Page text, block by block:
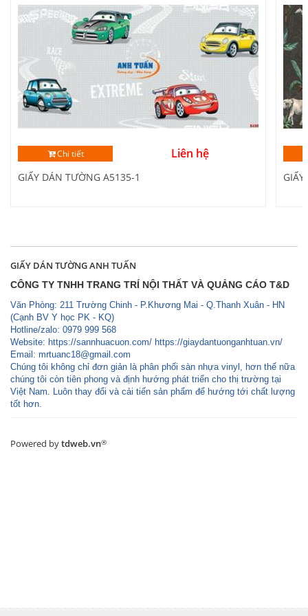
Chi tiết Liên hệ
GIẤY DÁN TƯỜNG A5135-1
GIẤY DÁN TƯỜNG ANH TUẤN
CÔNG TY TNHH TRANG TRÍ NỘI THẤT VÀ QUẢNG CÁO T&D
Văn Phòng: 211 Trường Chinh - P.Khương Mai - Q.Thanh Xuân - HN
(Cạnh BV Y học PK - KQ)
Hotline/zalo: 0979 999 568
Website: https://sannhuacuon.com/ https://giaydantuonganhtuan.vn/
Email: mrtuanc18@gmail.com
Chúng tôi không chỉ đơn giản là phân phối sàn nhựa vinyl, hơn thế nữa
chúng tôi còn tiên phong và định hướng phát triển cho thị trường tại
Việt Nam. Luôn thay đổi và cải tiến sản phẩm để hướng tới chất lượng
tốt hơn.
Powered bytdweb.vn®